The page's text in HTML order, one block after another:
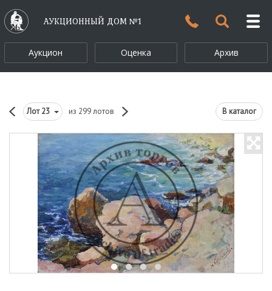
АУКЦИОННЫЙ ДОМ №1
Аукцион Оценка Архив
Лот23 из 299 лотов В каталог